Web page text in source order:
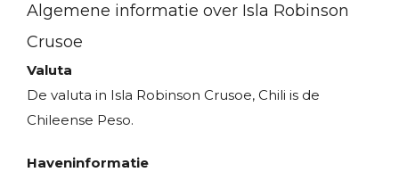
Algemene informatie over Isla Robinson
Crusoe
Valuta
De valuta in Isla Robinson Crusoe, Chili is de
Chileense Peso.
Haveninformatie